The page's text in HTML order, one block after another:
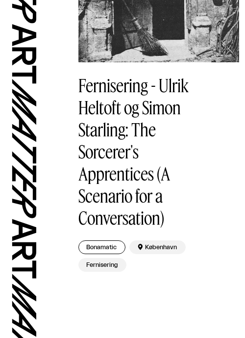
Fernisering - Ulrik
Heltoft og Simon
Starling: The
Sorcerer's
Apprentices (A
Scenario for a
Conversation)
Bonamatic  København
Fernisering